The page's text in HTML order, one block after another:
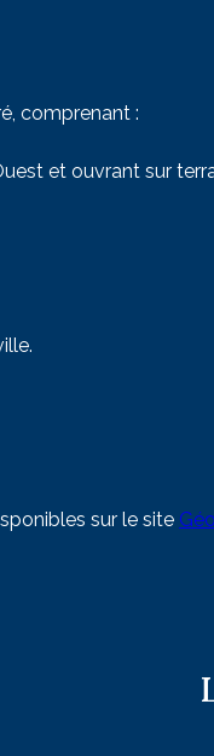
comprenant :
et ouvrant sur
sur le site